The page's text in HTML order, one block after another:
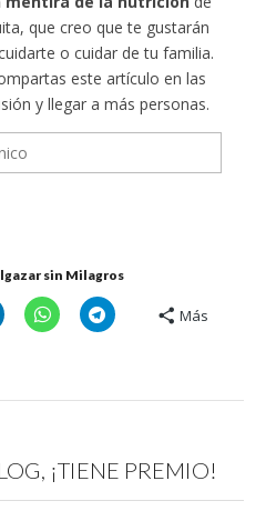
que creo que te gustarán
o cuidar de tu familia.
este artículo en las
y llegar a más personas.
sin Milagros
Más
¡TIENE PREMIO!